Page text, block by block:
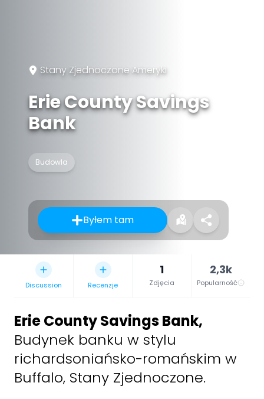
Stany Zjednoczone Ameryki
Erie County Savings
Bank
Budowla
Byłem tam
Discussion Recenzje
1
Zdjęcia
2,3k
Popularność
Erie County Savings Bank,
Budynek banku w stylu
richardsoniańsko-romańskim w
Buffalo, Stany Zjednoczone.